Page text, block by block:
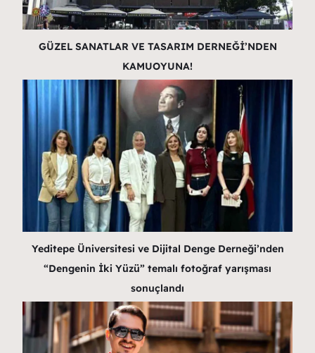
GÜZEL SANATLAR VE TASARIM DERNEĞİ’NDEN
KAMUOYUNA!
Yeditepe Üniversitesi ve Dijital Denge Derneği’nden
“Dengenin İki Yüzü” temalı fotoğraf yarışması
sonuçlandı